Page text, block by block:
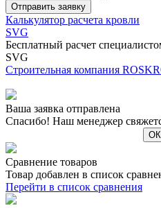
Калькулятор расчета кровли
SVG
Бесплатный расчет
SVG
Строительная компания
Ваша заявка отправлена
Спасибо! Наш менеджер
Сравнение товаров
Товар добавлен в список
Перейти в список сравнения